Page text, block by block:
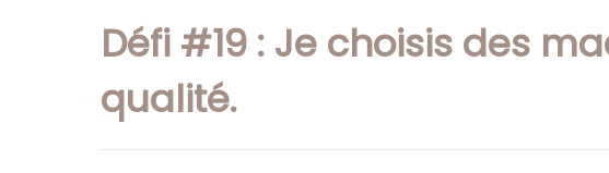
Défi #19 : Je choisis des
qualité.